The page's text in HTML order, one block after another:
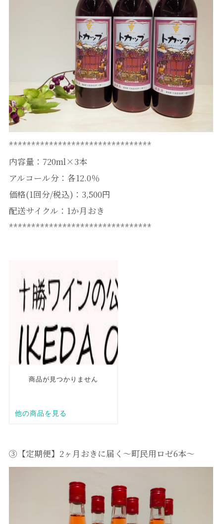
********************************
内容量：720ml×3本
アルコール分：各12.0％
価格(1回分/税込)：3,500円
配送サイクル：1か月おき
********************************
③【定期便】2ヶ月おきに届く～町民用ロゼ6本～